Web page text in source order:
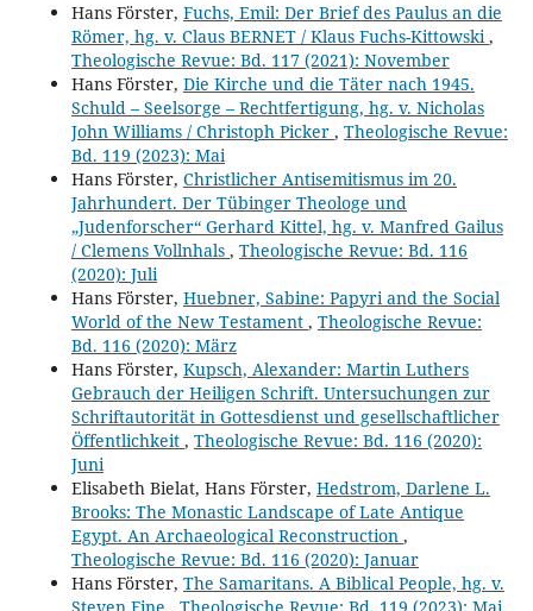
Hans Förster, Fuchs, Emil: Der Brief des Paulus an die
Römer, hg. v. Claus BERNET / Klaus Fuchs-Kittowski,
Theologische Revue: Bd. 117 (2021): November
Hans Förster, Die Kirche und die Täter nach 1945.
Schuld – Seelsorge – Rechtfertigung, hg. v. Nicholas
John Williams / Christoph Picker , Theologische Revue:
Bd. 119 (2023): Mai
Hans Förster, Christlicher Antisemitismus im 20.
Jahrhundert. Der Tübinger Theologe und
„Judenforscher“ Gerhard Kittel, hg. v. Manfred Gailus
/ Clemens Vollnhals , Theologische Revue: Bd. 116
(2020): Juli
Hans Förster, Huebner, Sabine: Papyri and the Social
World of the New Testament , Theologische Revue:
Bd. 116 (2020): März
Hans Förster, Kupsch, Alexander: Martin Luthers
Gebrauch der Heiligen Schrift. Untersuchungen zur
Schriftautorität in Gottesdienst und gesellschaftlicher
Öffentlichkeit , Theologische Revue: Bd. 116 (2020):
Juni
Elisabeth Bielat, Hans Förster, Hedstrom, Darlene L.
Brooks: The Monastic Landscape of Late Antique
Egypt. An Archaeological Reconstruction ,
Theologische Revue: Bd. 116 (2020): Januar
Hans Förster, The Samaritans. A Biblical People, hg. v.